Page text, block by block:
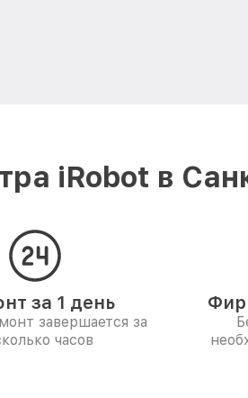
iRobot в
за 1 день
завершается за
часов